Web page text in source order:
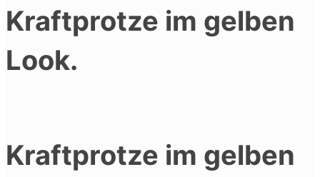
Kraftprotze im gelben
Look.
Kraftprotze im gelben